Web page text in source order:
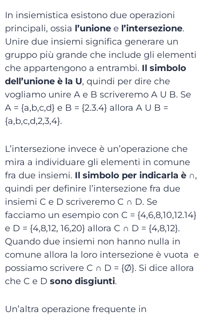
In insiemistica esistono due operazioni
principali, ossia l’unione e l’intersezione.
Unire due insiemi significa generare un
gruppo più grande che include gli elementi
che appartengono a entrambi. Il simbolo
dell’unione è la U, quindi per dire che
vogliamo unire A e B scriveremo A U B. Se
A = {a,b,c,d} e B = {2.3.4} allora A U B =
{a,b,c,d,2,3,4}.
L’intersezione invece è un’operazione che
mira a individuare gli elementi in comune
fra due insiemi. Il simbolo per indicarla è ∩,
quindi per definire l’intersezione fra due
insiemi C e D scriveremo C ∩ D. Se
facciamo un esempio con C = {4,6,8,10,12.14}
e D = {4,8,12, 16,20} allora C ∩ D = {4,8,12}.
Quando due insiemi non hanno nulla in
comune allora la loro intersezione è vuota e
possiamo scrivere C ∩ D = {Ø}. Si dice allora
che C e D sono disgiunti.
Un’altra operazione frequente in